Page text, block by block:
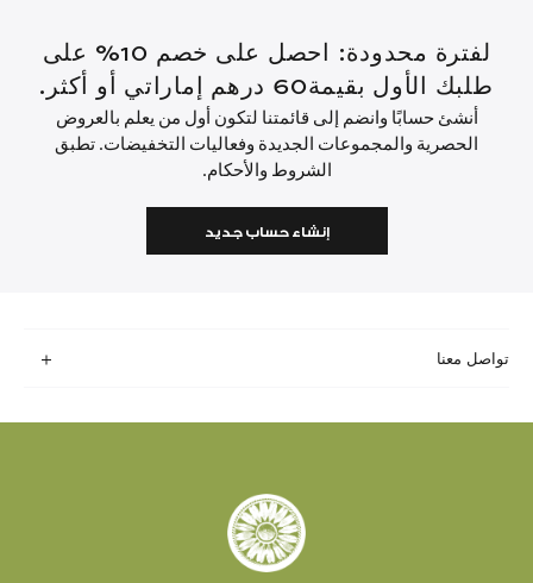
لفترة محدودة: احصل على خصم 10% على
طلبك الأول بقيمة60 درهم إماراتي أو أكثر.
أنشئ حسابًا وانضم إلى قائمتنا لتكون أول من يعلم بالعروض
الحصرية والمجموعات الجديدة وفعاليات التخفيضات. تطبق
الشروط والأحكام.
إنشاء حساب جديد
تواصل معنا